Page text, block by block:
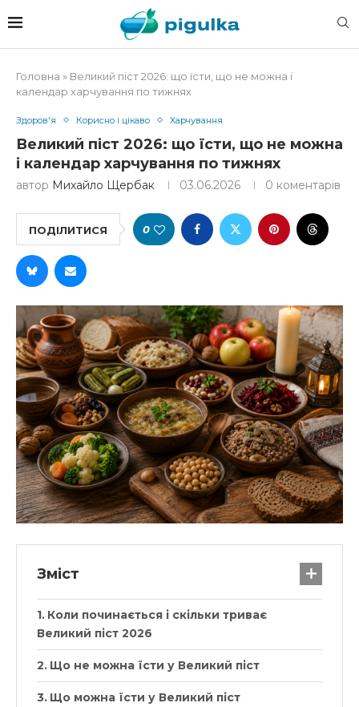
Головна » Великий піст 2026: що їсти, що не можна і
календар харчування по тижнях
Здоров'я Корисно і цікаво Харчування
Великий піст 2026: що їсти, що не можна
і календар харчування по тижнях
автор Михайло Щербак 03.06.2026 0 коментарів
ПОДІЛИТИСЯ 0
Зміст
Коли починається і скільки триває
Великий піст 2026
Що не можна їсти у Великий піст
Що можна їсти у Великий піст